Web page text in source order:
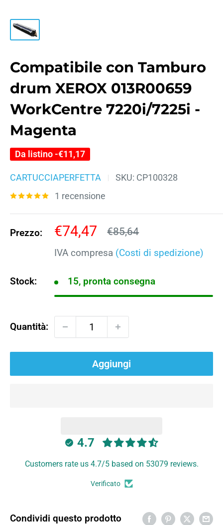
Compatibile con Tamburo
drum XEROX 013R00659
WorkCentre 7220i/7225i -
Magenta
Da listino -€11,17
CARTUCCIAPERFETTA SKU: CP100328
1 recensione
Prezzo:
Prezzo
scontato
€74,47 Prezzo
€85,64
IVA compresa (Costi di spedizione)
Stock: 15, pronta consegna
Quantità:
Aggiungi
4.7
Customers rate us 4.7/5 based on 53079 reviews.
Verificato
Condividi questo prodotto